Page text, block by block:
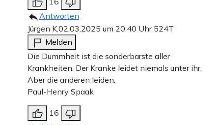
Antworten
Jürgen K.02.03.2025 um 20:40 Uhr 524T
Melden
Die Dummheit ist die sonderbarste aller
Krankheiten. Der Kranke leidet niemals unter ihr.
Aber die anderen leiden.
Paul-Henry Spaak
16